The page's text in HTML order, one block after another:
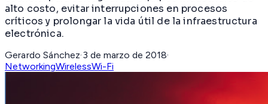
alto costo, evitar interrupciones en procesos
críticos y prolongar la vida útil de la infraestructura
electrónica.
Gerardo Sánchez·3 de marzo de 2018·
NetworkingWirelessWi-Fi